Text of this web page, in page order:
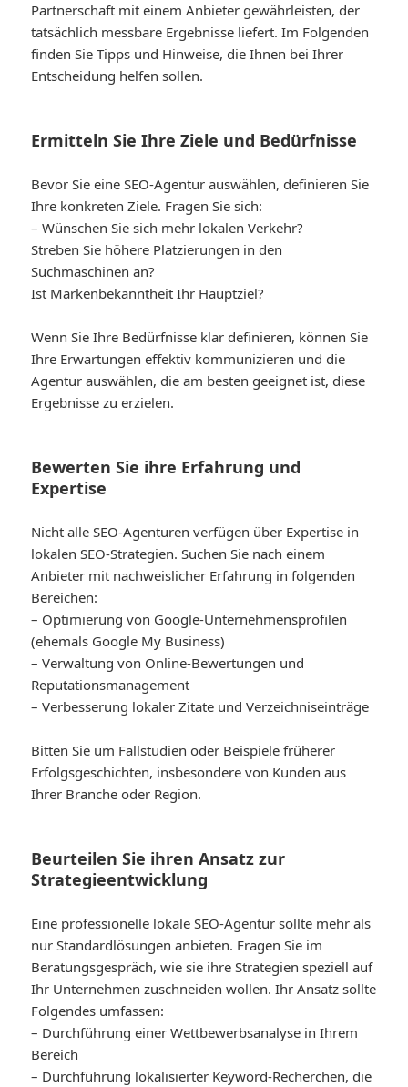
Partnerschaft mit einem Anbieter gewährleisten, der
tatsächlich messbare Ergebnisse liefert. Im Folgenden
finden Sie Tipps und Hinweise, die Ihnen bei Ihrer
Entscheidung helfen sollen.
Ermitteln Sie Ihre Ziele und Bedürfnisse
Bevor Sie eine SEO-Agentur auswählen, definieren Sie
Ihre konkreten Ziele. Fragen Sie sich:
– Wünschen Sie sich mehr lokalen Verkehr?
Streben Sie höhere Platzierungen in den
Suchmaschinen an?
Ist Markenbekanntheit Ihr Hauptziel?
Wenn Sie Ihre Bedürfnisse klar definieren, können Sie
Ihre Erwartungen effektiv kommunizieren und die
Agentur auswählen, die am besten geeignet ist, diese
Ergebnisse zu erzielen.
Bewerten Sie ihre Erfahrung und
Expertise
Nicht alle SEO-Agenturen verfügen über Expertise in
lokalen SEO-Strategien. Suchen Sie nach einem
Anbieter mit nachweislicher Erfahrung in folgenden
Bereichen:
– Optimierung von Google-Unternehmensprofilen
(ehemals Google My Business)
– Verwaltung von Online-Bewertungen und
Reputationsmanagement
– Verbesserung lokaler Zitate und Verzeichniseinträge
Bitten Sie um Fallstudien oder Beispiele früherer
Erfolgsgeschichten, insbesondere von Kunden aus
Ihrer Branche oder Region.
Beurteilen Sie ihren Ansatz zur
Strategieentwicklung
Eine professionelle lokale SEO-Agentur sollte mehr als
nur Standardlösungen anbieten. Fragen Sie im
Beratungsgespräch, wie sie ihre Strategien speziell auf
Ihr Unternehmen zuschneiden wollen. Ihr Ansatz sollte
Folgendes umfassen:
– Durchführung einer Wettbewerbsanalyse in Ihrem
Bereich
– Durchführung lokalisierter Keyword-Recherchen, die